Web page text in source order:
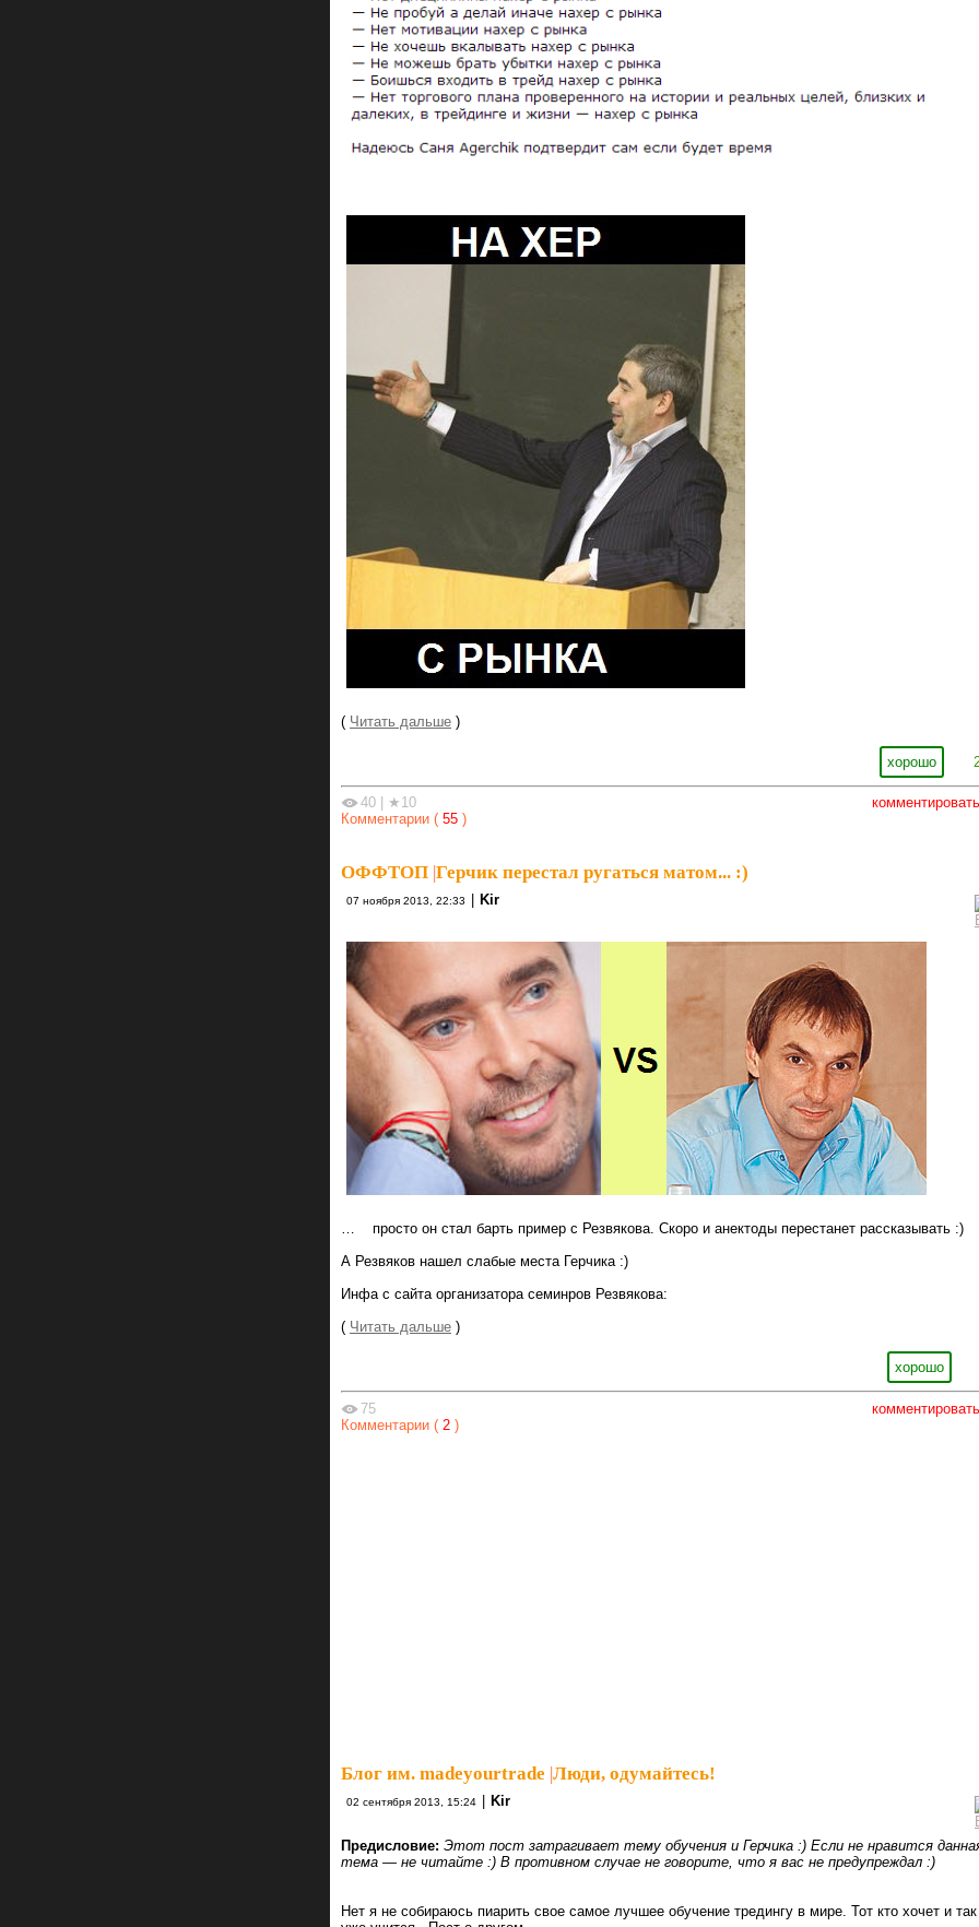
( Читать дальше )
хорошо
комментировать
40
★10
Комментарии ( 55 )
ОФФТОП Герчик перестал ругаться матом... :)
07 ноября 2013, 22:33 Kir
… просто он стал барть пример с Резвякова. Скоро и анектоды перестанет рассказывать :)
А Резвяков нашел слабые места Герчика :)
Инфа с сайта организатора семинров Резвякова:
( Читать дальше )
хорошо
комментировать
75
Комментарии ( 2 )
Блог им. madeyourtrade |Люди, одумайтесь!
02 сентября 2013, 15:24 | Kir
Предисловие: Этот пост затрагивает тему обучения и Герчика :) Если не нравится
тема — не читайте :) В противном случае не говорите, что я вас не предупреждал :)
Нет я не собираюсь пиарить свое самое лучшее обучение тредингу в мире. Тот кто хочет и так